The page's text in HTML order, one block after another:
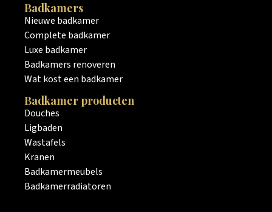
Badkamers
Nieuwe badkamer
Complete badkamer
Luxe badkamer
Badkamers renoveren
Wat kost een badkamer
Badkamer producten
Douches
Ligbaden
Wastafels
Kranen
Badkamermeubels
Badkamerradiatoren